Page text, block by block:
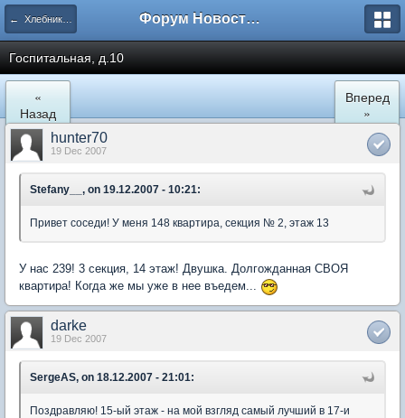
← Хлебниково Форум Новостройки
Госпитальная, д.10
«
Назад
Вперед
»
hunter70
19 Dec 2007
Stefany__, on 19.12.2007 - 10:21:
Привет соседи! У меня 148 квартира, секция № 2, этаж 13
У нас 239! 3 секция, 14 этаж! Двушка. Долгожданная СВОЯ
квартира! Когда же мы уже в нее въедем...
darke
19 Dec 2007
SergeAS, on 18.12.2007 - 21:01:
Поздравляю! 15-ый этаж - на мой взгляд самый лучший в 17-и